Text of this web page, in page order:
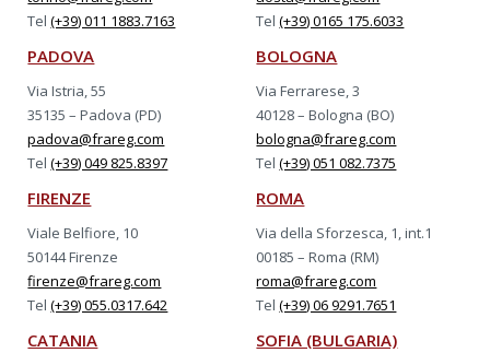
Tel(+39) 011 1883.7163
Tel(+39) 0165 175.6033
PADOVA
Via Istria, 55
35135 – Padova (PD)
padova@frareg.com
Tel(+39) 049 825.8397
BOLOGNA
Via Ferrarese, 3
40128 – Bologna (BO)
bologna@frareg.com
Tel(+39) 051 082.7375
FIRENZE
Viale Belfiore, 10
50144 Firenze
firenze@frareg.com
Tel(+39) 055.0317.642
ROMA
Via della Sforzesca, 1, int.1
00185 – Roma (RM)
roma@frareg.com
Tel(+39) 06 9291.7651
CATANIA SOFIA (BULGARIA)